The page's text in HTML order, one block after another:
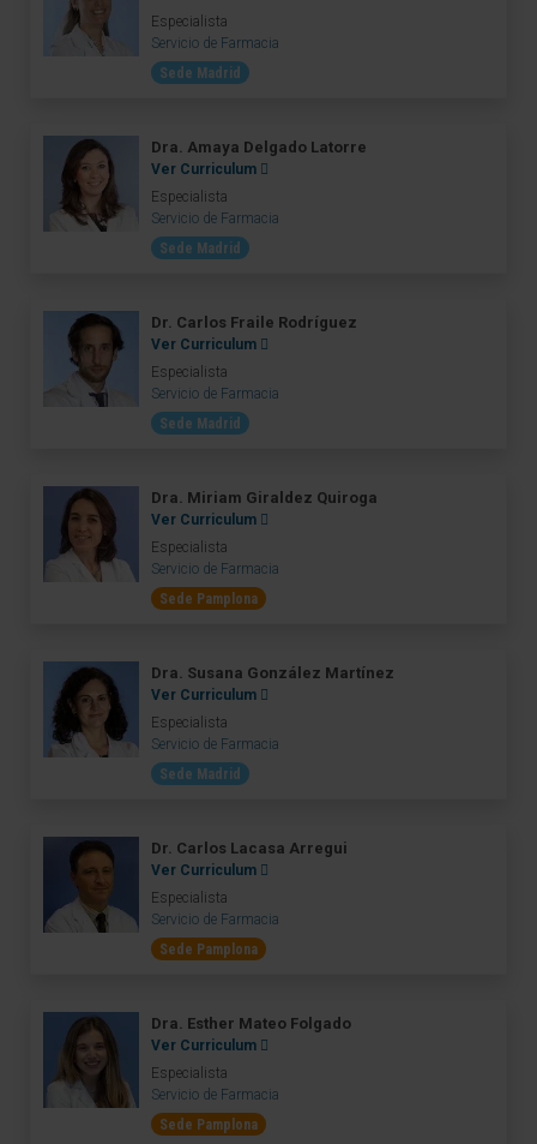
Especialista
Servicio de Farmacia
Sede Madrid
Dra. Amaya Delgado Latorre
Ver Curriculum
Especialista
Servicio de Farmacia
Sede Madrid
Dr. Carlos Fraile Rodríguez
Ver Curriculum
Especialista
Servicio de Farmacia
Sede Madrid
Dra. Miriam Giraldez Quiroga
Ver Curriculum
Especialista
Servicio de Farmacia
Sede Pamplona
Dra. Susana González Martínez
Ver Curriculum
Especialista
Servicio de Farmacia
Sede Madrid
Dr. Carlos Lacasa Arregui
Ver Curriculum
Especialista
Servicio de Farmacia
Sede Pamplona
Dra. Esther Mateo Folgado
Ver Curriculum
Especialista
Servicio de Farmacia
Sede Pamplona